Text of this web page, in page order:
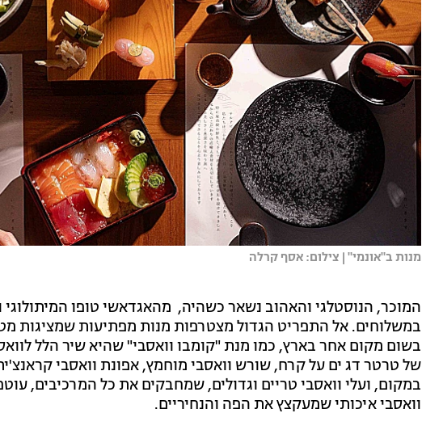
מנות ב"אונמי" | צילום: אסף קרלה
המוכר, הנוסטלגי והאהוב נשאר כשהיה, מהאגדאשי טופו
במשלוחים. אל התפריט הגדול מצטרפות מנות מפתיעות שמציגות
של טרטר דג ים על קרח, שורש וואסבי מוחמץ, אפונת וואסבי
במקום, ועלי וואסבי טריים וגדולים, שמחבקים את כל המרכיבים,
וואסבי איכותי שמעקצץ את הפה והנחיריים.